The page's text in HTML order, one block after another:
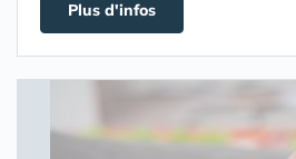
Plus d'infos